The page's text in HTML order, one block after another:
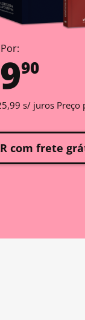
90
s/ juros
com frete